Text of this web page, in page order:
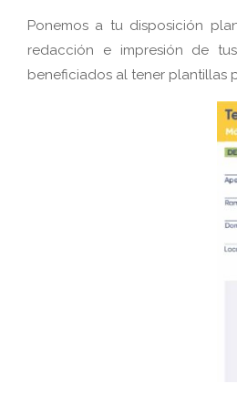
Ponemos a tu disposición
redacción e impresión de
beneficiados al tener plantillas